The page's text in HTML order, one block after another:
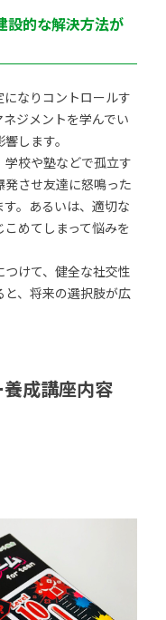
設的な解決方法が
なりコントロールす
ジメントを学んでい
します。
校や塾などで孤立す
させ友達に怒鳴った
。あるいは、適切な
めてしまって悩みを
けて、健全な社交性
と、将来の選択肢が広
成講座内容